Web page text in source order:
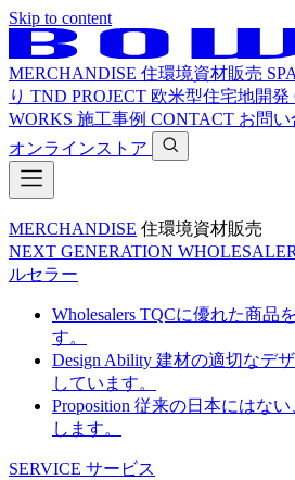
Skip to content
MERCHANDISE 住環境資材販売
り TND PROJECT 欧米型住宅地開発
WORKS 施工事例 CONTACT お問
オンラインストア
MERCHANDISE 住環境資材販売
NEXT GENERATION
ルセラー
Wholesalers TQCに優れた商品
す。
Design Ability 建材の適切なデ
しています。
Proposition 従来の日本にはな
します。
SERVICE サービス